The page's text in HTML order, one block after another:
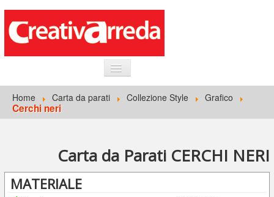
HOME
INFORMAZIONI GENERALI
Home Carta da parati Collezione Style Grafico
Cerchi neri
Carta da Parati CERCHI NERI
MATERIALE